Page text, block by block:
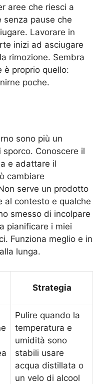
aree che riesci a
senza pause che
Lavorare in
inizi ad asciugare
rimozione. Sembra
è proprio quello:
poche.
sono più un
Conoscere il
e adattare il
cambiare
serve un prodotto
al contesto e qualche
smesso di incolpare
pianificare i miei
Funziona meglio e in
lunga.
Strategia
Pulire quando la
temperatura e
umidità sono
stabili usare
acqua distillata o
un velo di alcool